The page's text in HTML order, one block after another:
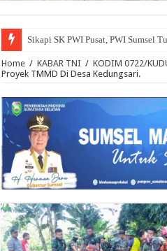
Sikapi SK PWI Pusat, PWI Sumsel
Home / KABAR TNI / KODIM 0722/
Proyek TMMD Di Desa Kedungsari.